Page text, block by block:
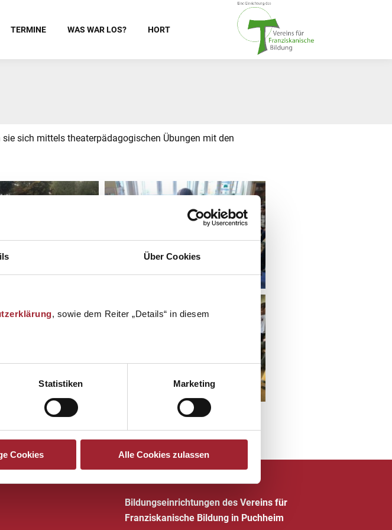
Über Cookies
, sowie dem Reiter „Details“ in diesem
Statistiken Marketing
Cookies Alle Cookies zulassen
TERMINE WAS WAR LOS? HORT
sich mittels theaterpädagogischen Übungen mit den
Bildungseinrichtungen des Vereins für
Franziskanische Bildung in Puchheim